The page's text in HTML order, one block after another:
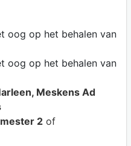
oog op het behalen van
oog op het behalen van
Meskens Ad
2of